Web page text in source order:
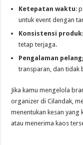
Ketepatan waktu:
untuk event dengan
Konsistensi
tetap terjaga.
Pengalaman
transparan, dan tidak
Jika kamu mengelola
organizer di Cilandak,
menentukan kesan
atau menerima kaos